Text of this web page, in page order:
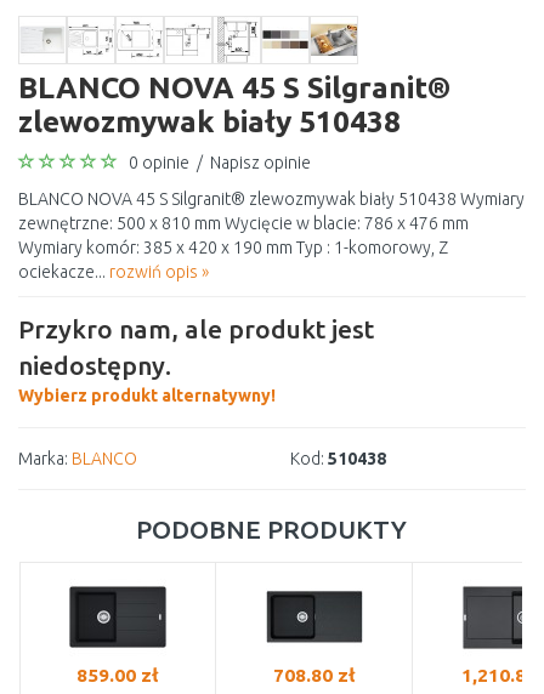
BLANCO NOVA 45 S Silgranit®
zlewozmywak biały 510438
0 opinie / Napisz opinie
BLANCO NOVA 45 S Silgranit® zlewozmywak biały 510438 Wymiary
zewnętrzne: 500 x 810 mm Wycięcie w blacie: 786 x 476 mm
Wymiary komór: 385 x 420 x 190 mm Typ : 1-komorowy, Z
ociekacze... rozwiń opis »
Przykro nam, ale produkt jest
niedostępny.
Wybierz produkt alternatywny!
Marka: BLANCO Kod: 510438
PODOBNE PRODUKTY
859.00 zł 708.80 zł 1,210.81